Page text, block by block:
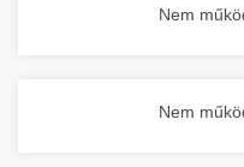
Nem
Nem